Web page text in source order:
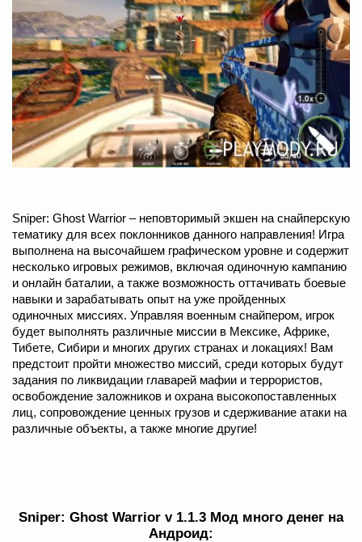
Sniper: Ghost Warrior – неповторимый экшен на снайперскую
тематику для всех поклонников данного направления! Игра
выполнена на высочайшем графическом уровне и содержит
несколько игровых режимов, включая одиночную кампанию
и онлайн баталии, а также возможность оттачивать боевые
навыки и зарабатывать опыт на уже пройденных
одиночных миссиях. Управляя военным снайпером, игрок
будет выполнять различные миссии в Мексике, Африке,
Тибете, Сибири и многих других странах и локациях! Вам
предстоит пройти множество миссий, среди которых будут
задания по ликвидации главарей мафии и террористов,
освобождение заложников и охрана высокопоставленных
лиц, сопровождение ценных грузов и сдерживание атаки на
различные объекты, а также многие другие!
Sniper: Ghost Warrior v 1.1.3 Мод много денег на
Андроид: